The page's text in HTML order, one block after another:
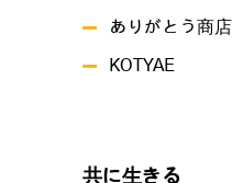
ありがとう商店
KOTYAE
共に生きる